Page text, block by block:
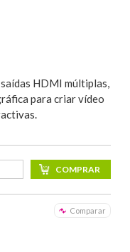
HDMI múltiplas,
para criar vídeo
Comparar